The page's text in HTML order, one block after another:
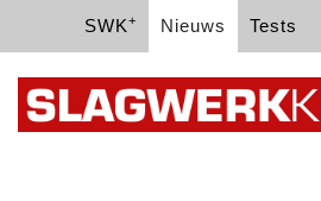
SWK+ Nieuws Tests